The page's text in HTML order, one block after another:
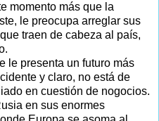
momento más que la
le preocupa arreglar sus
traen de cabeza al país,
le presenta un futuro más
y claro, no está de
en cuestión de nogocios.
en sus enormes